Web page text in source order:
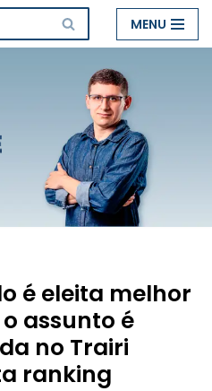
MENU
é eleita melhor
assunto é
no Trairi
ranking